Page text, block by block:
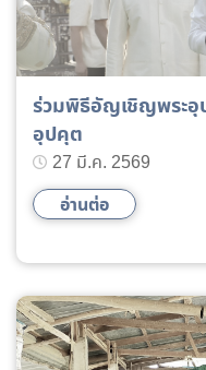
ร่วมพิธีอัญเชิญพระอุ
อุปคุต
27 มี.ค. 2569
อ่านต่อ